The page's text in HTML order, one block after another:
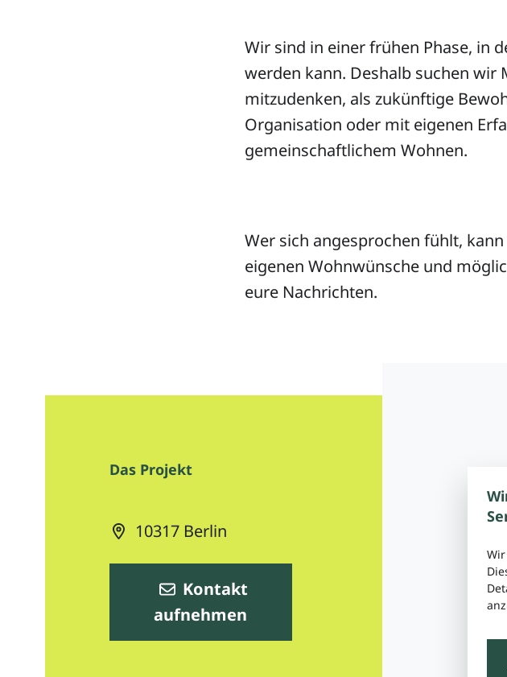
Wir sind in einer frühen Phase, in
werden kann. Deshalb suchen wir
mitzudenken, als zukünftige
Organisation oder mit eigenen
gemeinschaftlichem Wohnen.
Wer sich angesprochen fühlt,
eigenen Wohnwünsche und
eure Nachrichten.
Das Projekt
10317 Berlin
Kontakt
aufnehmen